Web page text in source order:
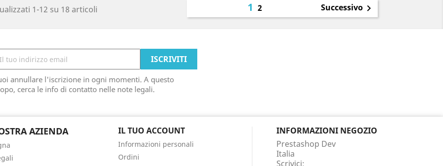
1-12 su 18 articoli 1 2 Successivo
annullare l'iscrizione in ogni momenti. A questo
cerca le info di contatto nelle note legali.
AZIENDA IL TUO ACCOUNT
Informazioni personali
Ordini
INFORMAZIONI NEGOZIO
Prestashop Dev
Italia
Scrivici: